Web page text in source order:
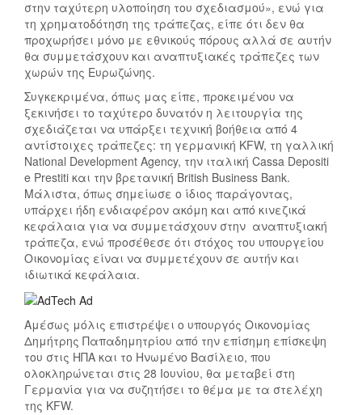
στην ταχύτερη υλοποίηση του σχεδιασμού», ενώ για
τη χρηματοδότηση της τράπεζας, είπε ότι δεν θα
προχωρήσει μόνο με εθνικούς πόρους αλλά σε αυτήν
θα συμμετάσχουν και αναπτυξιακές τράπεζες των
χωρών της Ευρωζώνης.
Συγκεκριμένα, όπως μας είπε, προκειμένου να
ξεκινήσει το ταχύτερο δυνατόν η λειτουργία της
σχεδιάζεται να υπάρξει τεχνική βοήθεια από 4
αντίστοιχες τράπεζες: τη γερμανική KFW, τη γαλλική
National Development Agency, την ιταλική Cassa Depositi
e Prestiti και την βρετανική British Business Bank.
Μάλιστα, όπως σημείωσε ο ίδιος παράγοντας,
υπάρχει ήδη ενδιαφέρον ακόμη και από κινεζικά
κεφάλαια για να συμμετάσχουν στην αναπτυξιακή
τράπεζα, ενώ προσέθεσε ότι στόχος του υπουργείου
Οικονομίας είναι να συμμετέχουν σε αυτήν και
ιδιωτικά κεφάλαια.
Αμέσως μόλις επιστρέψει ο υπουργός Οικονομίας
Δημήτρης Παπαδημητρίου από την επίσημη επίσκεψη
του στις ΗΠΑ και το Ηνωμένο Βασίλειο, που
ολοκληρώνεται στις 28 Ιουνίου, θα μεταβεί στη
Γερμανία για να συζητήσει το θέμα με τα στελέχη
της KFW.